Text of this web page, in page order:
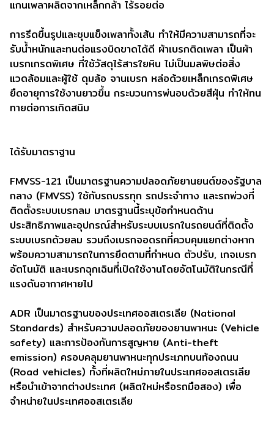
แกนเพลาผลิตจากเหล็กกล้า ไร้รอยต่อ
การรีดขึ้นรูปและชุบแข็งเพลาทั้งเส้น ทำให้มีความสามารถที่จะ
รับน้ำหนักและทนต่อแรงบิดขาดได้ดี ผ้าเบรกติดเพลา เป็นผ้า
เบรกเกรดพิเศษ ที่ใช้วัสดุไร้สารใยหิน ไม่เป็นมลพิษต่อสิ่ง
แวดล้อมและผู้ใช้ ดุมล้อ จานเบรก หล่อด้วยเหล็กเกรดพิเศษ
ยืดอายุการใช้งานยาวขึ้น กระบวนการพ่นอบด้วยสีฝุ่น ทำให้ทน
ทายต่อการเกิดสนิม
ได้รับมาตราฐาน
FMVSS-121 เป็นมาตรฐานความปลอดภัยยานยนต์ของรัฐบาล
กลาง (FMVSS) ใช้กับรถบรรทุก รถประจำทาง และรถพ่วงที่
ติดตั้งระบบเบรกลม มาตรฐานนี้ระบุข้อกำหนดด้าน
ประสิทธิภาพและอุปกรณ์สำหรับระบบเบรกในรถยนต์ที่ติดตั้ง
ระบบเบรกด้วยลม รวมถึงเบรกจอดรถที่ควบคุมแยกต่างหาก
พร้อมความสามารถในการยึดตามที่กำหนด ตัวปรับ, เกจเบรก
อัตโนมัติ และเบรกฉุกเฉินที่เปิดใช้งานโดยอัตโนมัติในกรณีที่
แรงดันอากาศหายไป
ADR เป็นมาตรฐานของประเทศออสเตรเลีย (National
Standards) สำหรับความปลอดภัยของยานพาหนะ (Vehicle
safety) และการป้องกันการสูญหาย (Anti-theft
emission) ครอบคลุมยานพาหนะทุกประเภทบนท้องถนน
(Road vehicles) ทั้งที่ผลิตใหม่ภายในประเทศออสเตรเลีย
หรือนำเข้าจากต่างประเทศ (ผลิตใหม่หรือรถมือสอง) เพื่อ
จำหน่ายในประเทศออสเตรเลีย